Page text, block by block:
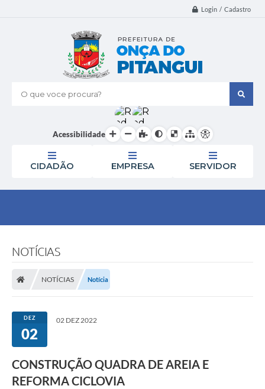
Login / Cadastro
O que voce procura?
Acessibilidade
CIDADÃO EMPRESA SERVIDOR
NOTÍCIAS
NOTÍCIAS Notícia
DEZ
02
02 DEZ 2022
CONSTRUÇÃO QUADRA DE AREIA E
REFORMA CICLOVIA